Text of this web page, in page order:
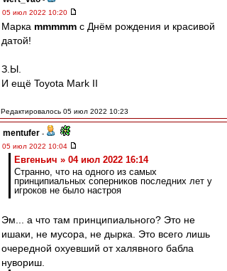
05 июл 2022 10:20
Марка mmmmm c Днём рождения и красивой
датой!
З.Ы.
И ещё Toyota Mark II
Редактировалось 05 июл 2022 10:23
mentufer -
05 июл 2022 10:04
Евгеньич » 04 июл 2022 16:14
Странно, что на одного из самых
принципиальных соперников последних лет у
игроков не было настроя
Эм... а что там принципиального? Это не
ишаки, не мусора, не дырка. Это всего лишь
очередной охуевший от халявного бабла
нувориш.